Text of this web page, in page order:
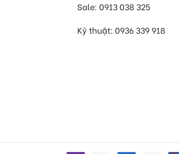
Sale: 0913 038 325
Kỹ thuật: 0936 339 918